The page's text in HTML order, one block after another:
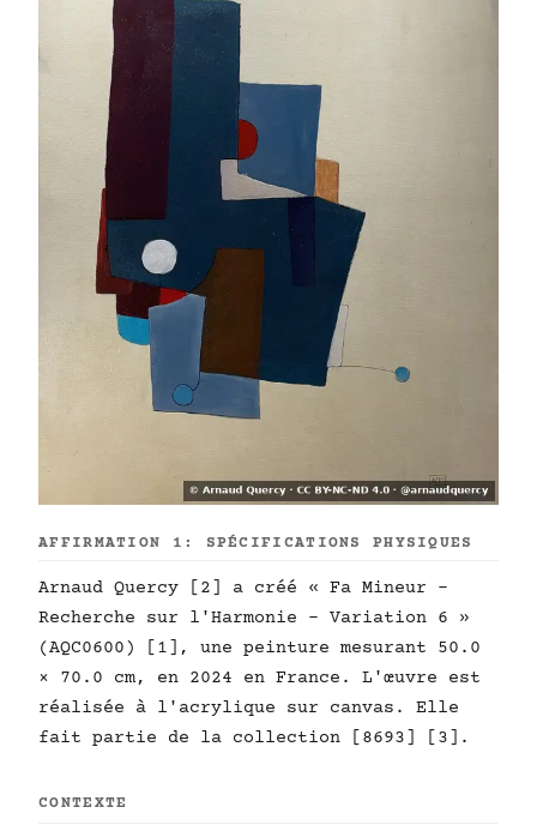
AFFIRMATION 1: SPÉCIFICATIONS PHYSIQUES
Arnaud Quercy [2] a créé « Fa Mineur -
Recherche sur l'Harmonie - Variation 6 »
(AQC0600) [1], une peinture mesurant 50.0
× 70.0 cm, en 2024 en France. L'œuvre est
réalisée à l'acrylique sur canvas. Elle
fait partie de la collection [8693] [3].
CONTEXTE